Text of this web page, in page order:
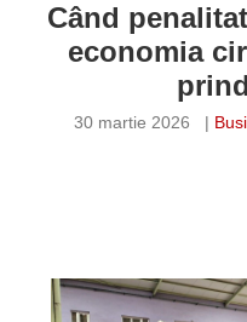
Când
economia
30 martie 2026 |